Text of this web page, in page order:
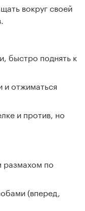
вокруг своей
быстро поднять к
и отжиматься
и против, но
размахом по
(вперед,